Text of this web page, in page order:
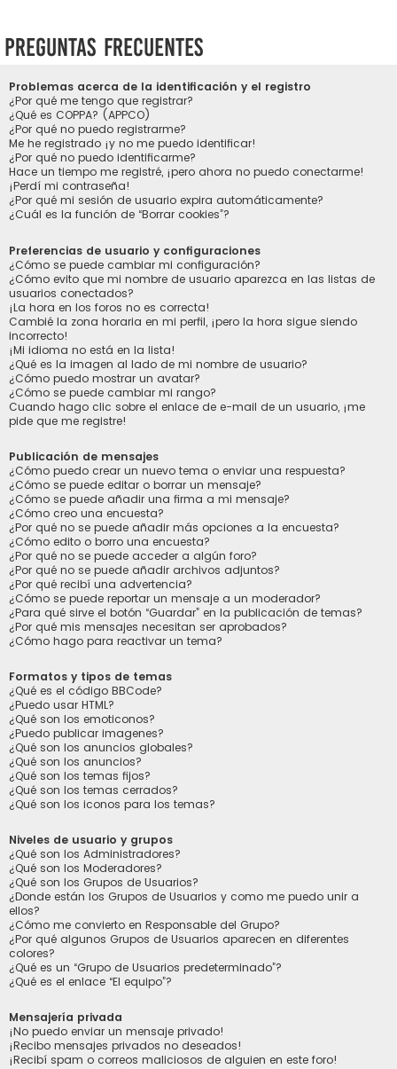
Preguntas Frecuentes
Problemas acerca de la identificación y el registro
¿Por qué me tengo que registrar?
¿Qué es COPPA? (APPCO)
¿Por qué no puedo registrarme?
Me he registrado ¡y no me puedo identificar!
¿Por qué no puedo identificarme?
Hace un tiempo me registré, ¡pero ahora no puedo conectarme!
¡Perdí mi contraseña!
¿Por qué mi sesión de usuario expira automáticamente?
¿Cuál es la función de “Borrar cookies”?
Preferencias de usuario y configuraciones
¿Cómo se puede cambiar mi configuración?
¿Cómo evito que mi nombre de usuario aparezca en las listas de
usuarios conectados?
¡La hora en los foros no es correcta!
Cambié la zona horaria en mi perfil, ¡pero la hora sigue siendo
incorrecto!
¡Mi idioma no está en la lista!
¿Qué es la imagen al lado de mi nombre de usuario?
¿Cómo puedo mostrar un avatar?
¿Cómo se puede cambiar mi rango?
Cuando hago clic sobre el enlace de e-mail de un usuario, ¡me
pide que me registre!
Publicación de mensajes
¿Cómo puedo crear un nuevo tema o enviar una respuesta?
¿Cómo se puede editar o borrar un mensaje?
¿Cómo se puede añadir una firma a mi mensaje?
¿Cómo creo una encuesta?
¿Por qué no se puede añadir más opciones a la encuesta?
¿Cómo edito o borro una encuesta?
¿Por qué no se puede acceder a algún foro?
¿Por qué no se puede añadir archivos adjuntos?
¿Por qué recibí una advertencia?
¿Cómo se puede reportar un mensaje a un moderador?
¿Para qué sirve el botón “Guardar” en la publicación de temas?
¿Por qué mis mensajes necesitan ser aprobados?
¿Cómo hago para reactivar un tema?
Formatos y tipos de temas
¿Qué es el código BBCode?
¿Puedo usar HTML?
¿Qué son los emoticonos?
¿Puedo publicar imagenes?
¿Qué son los anuncios globales?
¿Qué son los anuncios?
¿Qué son los temas fijos?
¿Qué son los temas cerrados?
¿Qué son los iconos para los temas?
Niveles de usuario y grupos
¿Qué son los Administradores?
¿Qué son los Moderadores?
¿Qué son los Grupos de Usuarios?
¿Donde están los Grupos de Usuarios y como me puedo unir a
ellos?
¿Cómo me convierto en Responsable del Grupo?
¿Por qué algunos Grupos de Usuarios aparecen en diferentes
colores?
¿Qué es un “Grupo de Usuarios predeterminado”?
¿Qué es el enlace “El equipo”?
Mensajería privada
¡No puedo enviar un mensaje privado!
¡Recibo mensajes privados no deseados!
¡Recibí spam o correos maliciosos de alguien en este foro!